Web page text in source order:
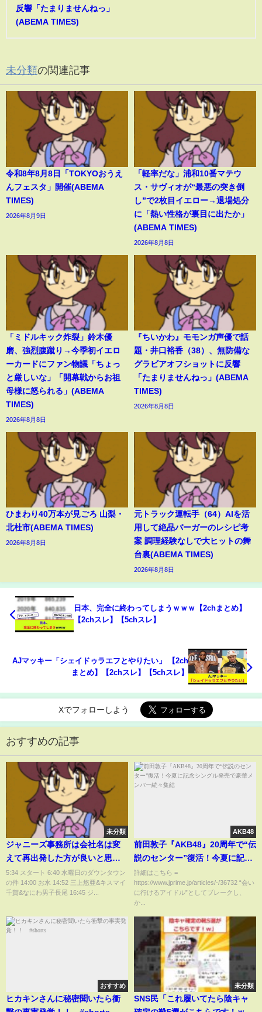
反響「たまりませんねっ」
(ABEMA TIMES)
未分類の関連記事
令和8年8月8日「TOKYOおうえ
んフェスタ」開催(ABEMA
TIMES)
2026年8月9日
「軽率だな」浦和10番マテウ
ス・サヴィオが“最悪の突き倒
し”で2枚目イエロー→退場処分
に「熱い性格が裏目に出たか」
(ABEMA TIMES)
2026年8月8日
「ミドルキック炸裂」鈴木優
磨、強烈腹蹴り→今季初イエロ
ーカードにファン物議「ちょっ
と厳しいな」「開幕戦からお祖
母様に怒られる」(ABEMA
TIMES)
2026年8月8日
『ちいかわ』モモンガ声優で話
題・井口裕香（38）、無防備な
グラビアオフショットに反響
「たまりませんねっ」(ABEMA
TIMES)
2026年8月8日
ひまわり40万本が見ごろ 山梨・
北杜市(ABEMA TIMES)
2026年8月8日
元トラック運転手（64）AIを活
用して絶品バーガーのレシピ考
案 調理経験なしで大ヒットの舞
台裏(ABEMA TIMES)
2026年8月8日
日本、完全に終わってしまうｗｗｗ【2chまとめ】
【2chスレ】【5chスレ】
AJマッキー「シェイドゥラエフとやりたい」 【2ch
まとめ】【2chスレ】【5chスレ】
Xでフォローしよう
おすすめの記事
未分類
ジャニーズ事務所は会社名は変
えて再出発した方が良いと思う
理由。【田村淳】
5:34 スタート 6:40 水曜日のダウンタウン
の件 14:00 お水 14:52 三上悠亜&キスマイ
千賀&なにわ男子長尾 16:45 ジ...
AKB48
前田敦子『AKB48』20周年で“伝
説のセンター”復活！今夏に記念
シングル発売で豪華メンバー
続々集結
詳細はこちら =
https://www.jprime.jp/articles/-/36732 “会い
に行けるアイドル”としてブレークし、
か...
おすすめ
ヒカキンさんに秘密聞いたら衝
未分類
SNS民「これ履いてたら陰キャ